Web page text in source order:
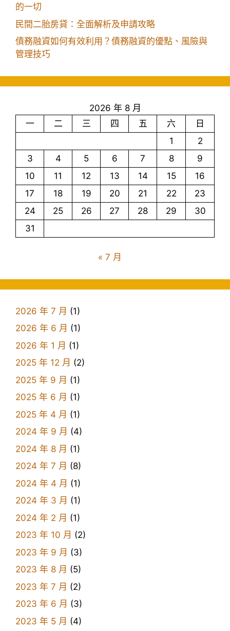
的一切
民間二胎房貸：全面解析及申請攻略
債務融資如何有效利用？債務融資的優點、風險與
管理技巧
2026 年 8 月
一
二 三 四 五 六
日
1
2
3
4 5 6 7 8
9
10
11 12 13 14 15
16
17
18 19 20 21 22
23
24
25 26 27 28 29
30
31
« 7 月
2026 年 7 月 (1)
2026 年 6 月 (1)
2026 年 1 月 (1)
2025 年 12 月 (2)
2025 年 9 月 (1)
2025 年 6 月 (1)
2025 年 4 月 (1)
2024 年 9 月 (4)
2024 年 8 月 (1)
2024 年 7 月 (8)
2024 年 4 月 (1)
2024 年 3 月 (1)
2024 年 2 月 (1)
2023 年 10 月 (2)
2023 年 9 月 (3)
2023 年 8 月 (5)
2023 年 7 月 (2)
2023 年 6 月 (3)
2023 年 5 月 (4)